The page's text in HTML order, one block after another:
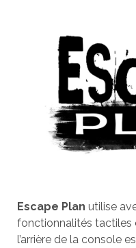
Escape Plan utilise
fonctionnalités tactiles
l’arrière de la console